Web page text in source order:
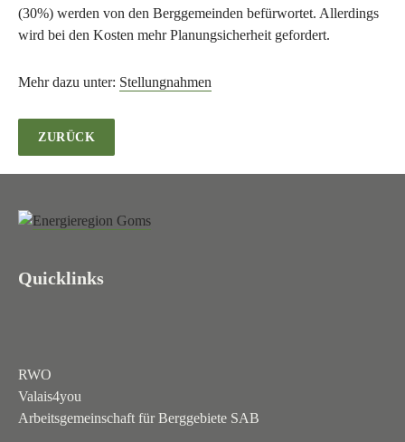
(30%) werden von den Berggemeinden befürwortet. Allerdings
wird bei den Kosten mehr Planungsicherheit gefordert.
Mehr dazu unter: Stellungnahmen
ZURÜCK
Quicklinks
RWO
Valais4you
Arbeitsgemeinschaft für Berggebiete SAB